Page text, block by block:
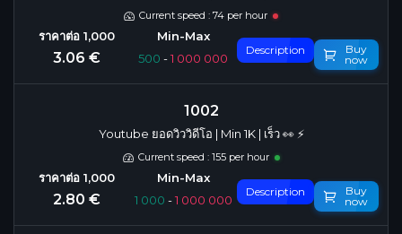
Current speed : 74 per hour
3.06 € 500 -1 000 000
Description
Buy
now
1002
Youtube ยอดวิววิดีโอ | Min 1K | เร็ว 👀 ⚡️
Current speed : 155 per hour
2.80 € 1 000 -1 000 000
Description
Buy
now